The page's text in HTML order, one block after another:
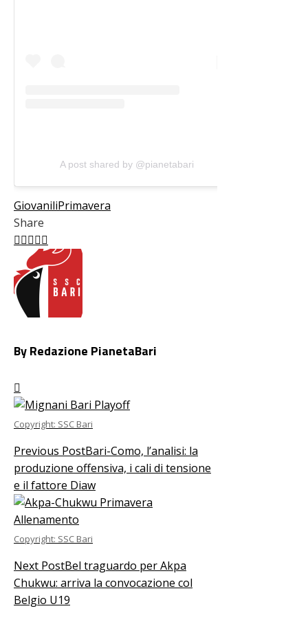
A post shared by @pianetabari
GiovaniliPrimavera
Share
Facebook
Twitter
LinkedIn
Pinterest
Stumbleupon
By Redazione PianetaBari
Copyright: SSC Bari
Previous PostBari-Como, l’analisi: la
produzione offensiva, i cali di tensione
e il fattore Diaw
Copyright: SSC Bari
Next PostBel traguardo per Akpa
Chukwu: arriva la convocazione col
Belgio U19